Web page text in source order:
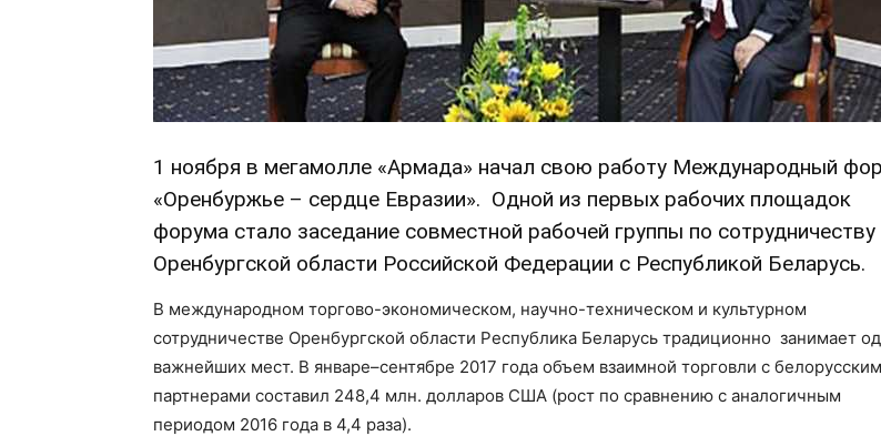
1 ноября в мегамолле «Армада» начал свою работу Международный
«Оренбуржье – сердце Евразии». Одной из первых рабочих площадок
форума стало заседание совместной рабочей группы по сотрудничеству
Оренбургской области Российской Федерации с Республикой Беларусь.
В международном торгово-экономическом, научно-техническом и культурном
сотрудничестве Оренбургской области Республика Беларусь традиционно занимает
важнейших мест. В январе–сентябре 2017 года объем взаимной торговли с
партнерами составил 248,4 млн. долларов США (рост по сравнению с аналогичным
периодом 2016 года в 4,4 раза).